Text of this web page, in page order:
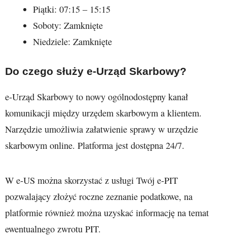
Piątki: 07:15 – 15:15
Soboty: Zamknięte
Niedziele: Zamknięte
Do czego służy e-Urząd Skarbowy?
e-Urząd Skarbowy to nowy ogólnodostępny kanał
komunikacji między urzędem skarbowym a klientem.
Narzędzie umożliwia załatwienie sprawy w urzędzie
skarbowym online. Platforma jest dostępna 24/7.
W e-US można skorzystać z usługi Twój e-PIT
pozwalający złożyć roczne zeznanie podatkowe, na
platformie również można uzyskać informację na temat
ewentualnego zwrotu PIT.